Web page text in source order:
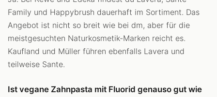
Family und Happybrush dauerhaft im Sortiment. Das
Angebot ist nicht so breit wie bei dm, aber für die
meistgesuchten Naturkosmetik-Marken reicht es.
Kaufland und Müller führen ebenfalls Lavera und
teilweise Sante.
Ist vegane Zahnpasta mit Fluorid genauso gut wie